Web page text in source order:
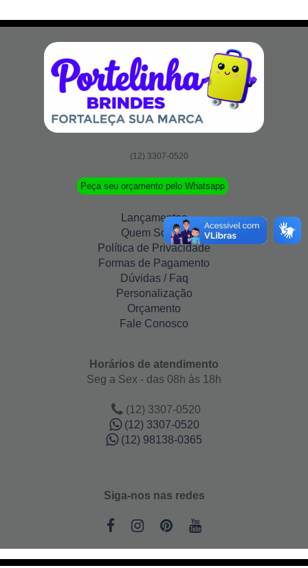
(12) 3307-0520
Peça seu orçamento pelo Whatsapp
Lançamentos
Quem Somos
Política de Privacidade
Formas de Pagamento
Dúvidas / Faq
Personalização
Orçamento
Fale Conosco
Horários de atendimento
Seg a Sex - das 08h às 18h
(12) 3307-0520
(12) 3307-0520
(12) 98138-0365
Siga-nos nas redes